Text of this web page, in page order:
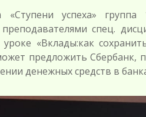
«Ступени успеха»
преподавателями спец.
«Вклады:как
предложить Сбербанк,
денежных средств в